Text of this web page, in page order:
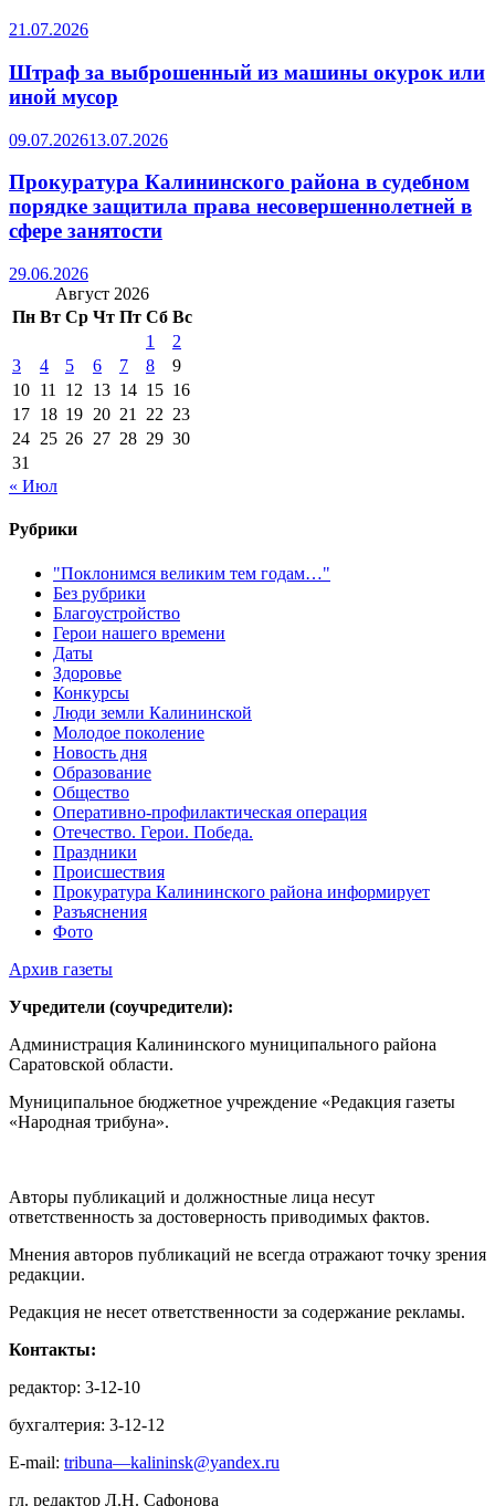
21.07.2026
Штраф за выброшенный из машины окурок или
иной мусор
09.07.202613.07.2026
Прокуратура Калининского района в судебном
порядке защитила права несовершеннолетней в
сфере занятости
29.06.2026
Август 2026
Пн Вт Ср Чт Пт Сб Вс
1
2
3
4 5 6 7 8
9
10 11 12 13 14 15 16
17 18 19 20 21 22 23
24 25 26 27 28 29 30
31
« Июл
Рубрики
"Поклонимся великим тем годам…"
Без рубрики
Благоустройство
Герои нашего времени
Даты
Здоровье
Конкурсы
Люди земли Калининской
Молодое поколение
Новость дня
Образование
Общество
Оперативно-профилактическая операция
Отечество. Герои. Победа.
Праздники
Происшествия
Прокуратура Калининского района информирует
Разъяснения
Фото
Архив газеты
Учредители (соучредители):
Администрация Калининского муниципального района
Саратовской области.
Муниципальное бюджетное учреждение «Редакция газеты
«Народная трибуна».
Авторы публикаций и должностные лица несут
ответственность за достоверность приводимых фактов.
Мнения авторов публикаций не всегда отражают точку зрения
редакции.
Редакция не несет ответственности за содержание рекламы.
Контакты:
редактор: 3-12-10
бухгалтерия: 3-12-12
E-mail: tribuna—kalininsk@yandex.ru
гл. редактор Л.Н. Сафонова